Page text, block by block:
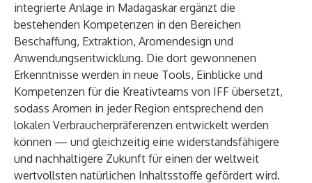
integrierte Anlage in Madagaskar ergänzt die
bestehenden Kompetenzen in den Bereichen
Beschaffung, Extraktion, Aromendesign und
Anwendungsentwicklung. Die dort gewonnenen
Erkenntnisse werden in neue Tools, Einblicke und
Kompetenzen für die Kreativteams von IFF übersetzt,
sodass Aromen in jeder Region entsprechend den
lokalen Verbraucherpräferenzen entwickelt werden
können — und gleichzeitig eine widerstandsfähigere
und nachhaltigere Zukunft für einen der weltweit
wertvollsten natürlichen Inhaltsstoffe gefördert wird.